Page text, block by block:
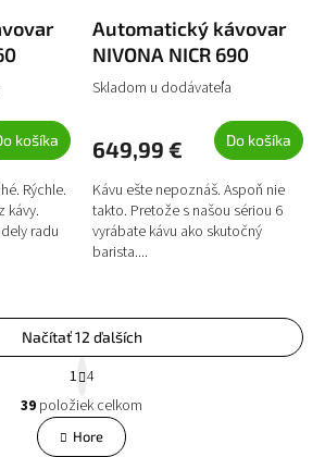
košíka
Rýchle.
kávy.
radu
Automatický kávovar
NIVONA NICR 690
Skladom u dodávateľa
649,99 € Do košíka
Kávu ešte nepoznáš. Aspoň nie
takto. Pretože s našou sériou 6
vyrábate kávu ako skutočný
barista....
O
v
l
Načítať 12 ďalších
t
r
á
n
1 4
39 položiek celkom
Hore